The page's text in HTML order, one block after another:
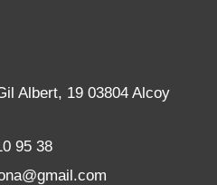
Albert, 19 03804 Alcoy
95 38